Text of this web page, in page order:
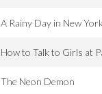
A Rainy Day in New York
How to Talk to Girls at
The Neon Demon